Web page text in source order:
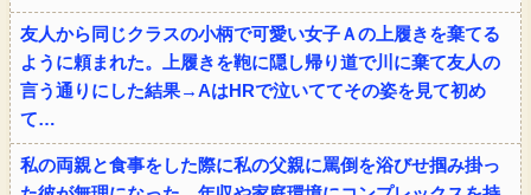
友人から同じクラスの小柄で可愛い女子Ａの上履きを棄てる
ように頼まれた。上履きを鞄に隠し帰り道で川に棄て友人の
言う通りにした結果→AはHRで泣いててその姿を見て初め
て…
私の両親と食事をした際に私の父親に罵倒を浴びせ掴み掛っ